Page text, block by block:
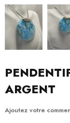
ARGENT
Ajoutez votre